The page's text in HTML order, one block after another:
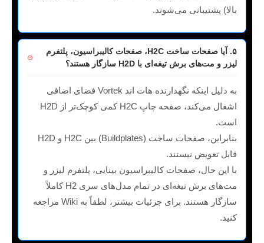
بالا) پشتیبانی می‌شوند.
۵. آیا صفحات ساخت H2C، صفحات کالیبراسیون، پلتفرم
لیزر و مت‌های برش تیغه‌ای با H2D سازگار هستند؟
به دلیل اینکه نگهدارنده هات اند Vortek فضای اضافی
اشغال می‌کند، صفحه چاپ H2C کمی کوچک‌تر از H2D
است.
بنابراین، صفحات ساخت (Buildplates) بین H2C و H2D
قابل تعویض نیستند.
با این حال، صفحات کالیبراسیون بینایی، پلتفرم لیزر و
مت‌های برش تیغه‌ای در تمام مدل‌های سری H2 کاملاً
سازگار هستند. برای جزئیات بیشتر، لطفاً به Wiki مراجعه
کنید.